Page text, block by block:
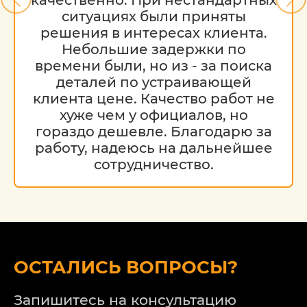
ситуациях были приняты
решения в интересах клиента.
Небольшие задержки по
времени были, но из - за поиска
деталей по устраивающей
клиента цене. Качество работ не
хуже чем у официалов, но
гораздо дешевле. Благодарю за
работу, надеюсь на дальнейшее
сотрудничество.
ОСТАЛИСЬ ВОПРОСЫ?
Запишитесь на консультацию